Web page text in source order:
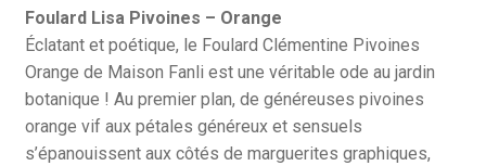
Foulard Lisa Pivoines – Orange
Éclatant et poétique, le Foulard Clémentine Pivoines
Orange de Maison Fanli est une véritable ode au jardin
botanique ! Au premier plan, de généreuses pivoines
orange vif aux pétales généreux et sensuels
s’épanouissent aux côtés de marguerites graphiques,